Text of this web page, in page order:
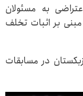
به مسئولان
بر اثبات تخلف
در مسابقات